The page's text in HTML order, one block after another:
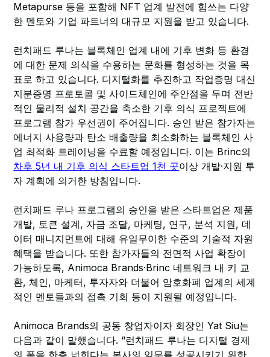
Metapurse 등을 포함해 NFT 업계 발전에 힘쓰는 다양
한 멘토와 기업 파트너의 대규모 지원을 받고 있습니다.
런치패드 루나는 블록체인 업계 내에 기후 변화 등 환경
에 대한 문제 의식을 수용하는 문화를 형성하는 것을 목
표로 하고 있습니다. 디지털화를 추진하고 작업증명 대신
지분증명 프로토콜 및 사이드체인에 주안점을 두며 전반
적인 물리적 설치 공간을 축소한 기후 의식 프로젝트에
프로그램 참가 우선권이 주어집니다. 승인 받은 참가자는
에너지 사용량과 탄소 배출량을 최소화하는 블록체인 사
업 최적화 트레이닝을 수료할 예정입니다. 이는 Brinc의
차후 5년 내 기후 의식 스타트업 1천 곳이상 개발·지원 투
자 계획에 의거한 방침입니다.
런치패드 루나 프로그램의 승인을 받은 스타트업은 제품
개발, 토큰 설계, 자금 조달, 마케팅, 연구, 분석 지원, 데
이터 매니지먼트에 대해 유일무이한 수준의 기술적 자원
혜택을 받습니다. 또한 참가자들의 전면적 사업 확장이
가능하도록, Animoca Brands·Brinc 네트워크 내 키 교
환, 체인, 마케터, 투자자와 더불어 암호화폐 업계의 세계
적인 멘토들과의 접촉 기회 등이 지원될 예정입니다.
Animoca Brands의 공동 창업자이자 회장인 Yat Siu는
다음과 같이 말했습니다. “런치패드 루나는 디지털 경제
의 폭을 한층 넓힌다는 본사의 임무를 성공시키기 위한